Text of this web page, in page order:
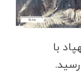
با